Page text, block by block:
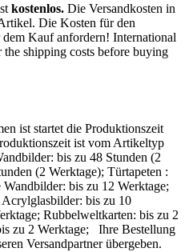
kostenlos. Die Versandkosten in
Die Kosten für den
Kauf anfordern! International
shipping costs before buying
ist startet die Produktionszeit
ist vom Artikeltyp
bis zu 48 Stunden (2
(2 Werktage); Türtapeten :
bis zu 12 Werktage;
bis zu 10
Rubbelweltkarten: bis zu 2
zu 2 Werktage; Ihre Bestellung
Versandpartner übergeben.